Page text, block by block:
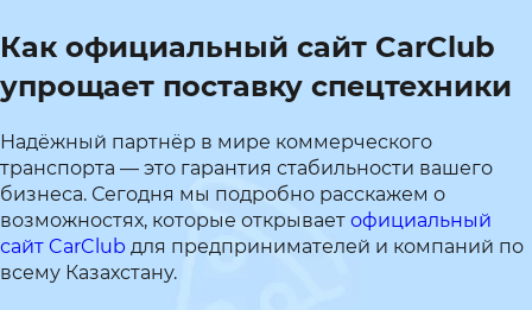
Как официальный сайт CarClub
упрощает поставку спецтехники
Надёжный партнёр в мире коммерческого
транспорта — это гарантия стабильности вашего
бизнеса. Сегодня мы подробно расскажем о
возможностях, которые открывает официальный
сайт CarClub для предпринимателей и компаний по
всему Казахстану.